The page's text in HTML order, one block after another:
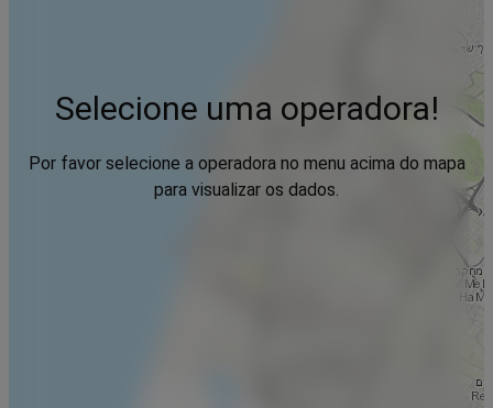
Selecione uma operadora!
Por favor selecione a operadora no menu acima do mapa
para visualizar os dados.